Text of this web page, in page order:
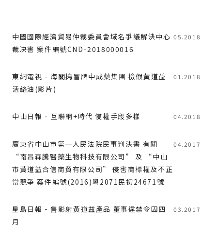
中國國際經濟貿易仲裁委員會域名爭議解決中心
裁决書 案件編號CND-2018000016
05.2018
東網電視 - 海關搗冒牌中成藥集團 檢假黃道益
活絡油(影片)
01.2018
中山日報 - 互聯網+時代 侵權手段多樣 04.2018
廣東省中山市第一人民法院民事判決書 有關
“南昌森騰醫藥生物科技有限公司” 及 “中山
市黃道益合信商貿有限公司” 侵害商標權及不正
當競爭 案件編號(2016)粵2071民初24671號
04.2017
星島日報 - 售影射黃道益產品 董事違禁令囚四
月
03.2017